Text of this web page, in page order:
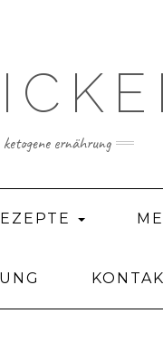
ketogene ernährung